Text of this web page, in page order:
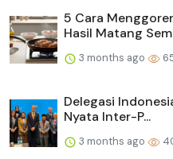
5 Cara
Hasil Matang
3 months ago
Delegasi
Nyata Inter-P...
3 months ago